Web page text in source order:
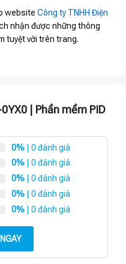
website Công ty TNHH Điện
nhận được những thông
tuyệt vời trên trang.
| Phần mềm PID
0% | 0 đánh giá
0% | 0 đánh giá
0% | 0 đánh giá
0% | 0 đánh giá
0% | 0 đánh giá